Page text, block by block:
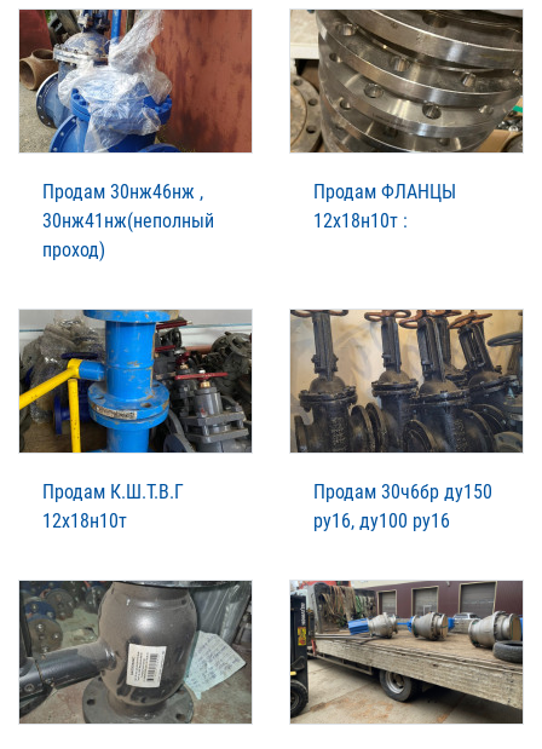
Продам 30нж46нж ,
30нж41нж(неполный
проход)
Продам ФЛАНЦЫ
12х18н10т :
Продам К.Ш.Т.В.Г
12х18н10т
Продам 30ч6бр ду150
ру16, ду100 ру16